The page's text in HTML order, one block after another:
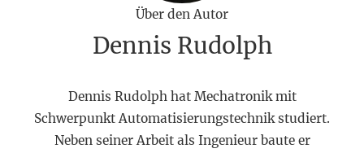
Über den Autor
Dennis Rudolph
Dennis Rudolph hat Mechatronik mit
Schwerpunkt Automatisierungstechnik studiert.
Neben seiner Arbeit als Ingenieur baute er